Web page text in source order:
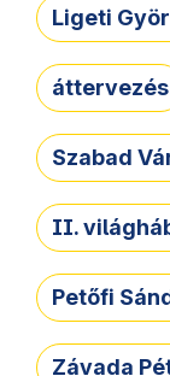
Ligeti
áttervezés
Szabad
II.
Petőfi
Závada